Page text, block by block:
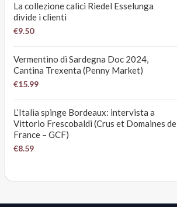
La collezione calici Riedel Esselunga
divide i clienti
€9.50
Vermentino di Sardegna Doc 2024,
Cantina Trexenta (Penny Market)
€15.99
L’Italia spinge Bordeaux: intervista a
Vittorio Frescobaldi (Crus et Domaines de
France – GCF)
€8.59